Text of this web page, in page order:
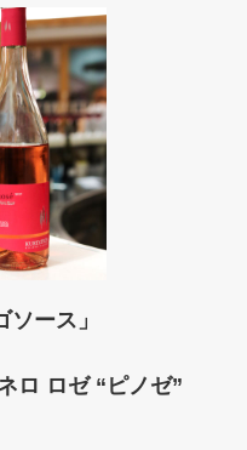
ース」
ロ ロゼ “ピノゼ”